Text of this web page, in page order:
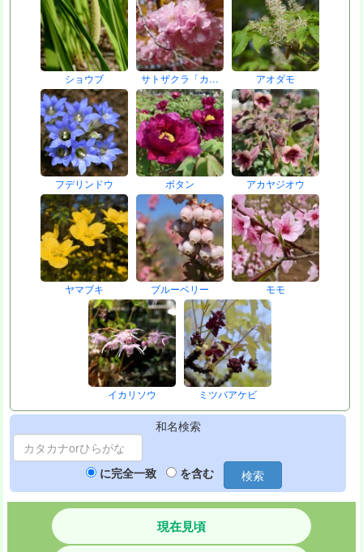
ショウブ サトザクラ「カ… アオダモ
フデリンドウ ボタン アカヤジオウ
ヤマブキ ブルーベリー モモ
イカリソウ ミツバアケビ
和名検索
に完全一致 を含む 検索
現在見頃